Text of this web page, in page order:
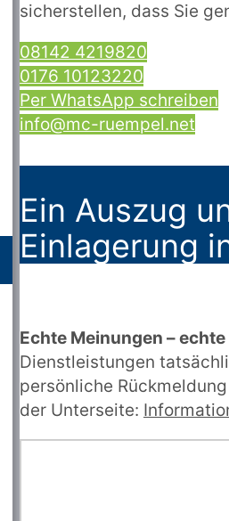
sicherstellen, dass Sie
08142 4219820
0176 10123220
Per WhatsApp schreiben
info@mc-ruempel.net
Ein Auszug
Einlagerung
Echte Meinungen –
Dienstleistungen
persönliche
der Unterseite: